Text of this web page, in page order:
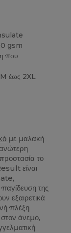
gsm
που
M έως 2XL
με μαλακή
το
είναι
της
εξαιρετικά
πλέξη
στον άνεμο,